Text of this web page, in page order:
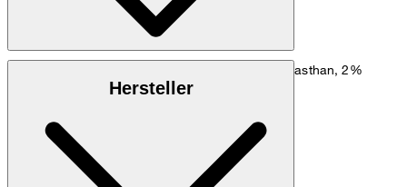
Leinen-Mix aus 60% Leinen, 36% Lyocell, 2% Elasthan, 2%
Hersteller